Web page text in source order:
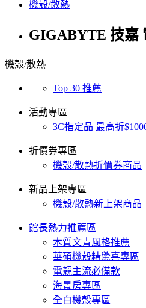
機殼/散熱
GIGABYTE 技嘉
機殼/散熱
Top 30 推薦
活動專區
3C指定品 最高折
折價券專區
機殼/散熱折價券商品
新品上架專區
機殼/散熱新上架商品
館長熱力推薦區
木質文青風格推薦
華碩機殼精驚喜專區
電競主流必備款
海景房專區
全白機殼專區